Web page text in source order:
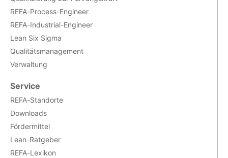
REFA-Process-Engineer
REFA-Industrial-Engineer
Lean Six Sigma
Qualitätsmanagement
Verwaltung
Service
REFA-Standorte
Downloads
Fördermittel
Lean-Ratgeber
REFA-Lexikon